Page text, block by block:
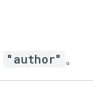
"author" 。